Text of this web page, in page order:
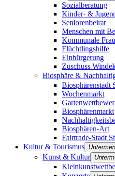
Sozialberatung
Kinder- &
Seniorenbeirat
Menschen mit
Kommunale
Flüchtlingshilfe
Einbürgerung
Zuschuss
Biosphäre &
Biosphärenstadt
Wochenmarkt
Biosphärenmarkt
Biosphären-Art
Fairtrade-Stadt
Kultur & Tourismus
Kunst & Kultur